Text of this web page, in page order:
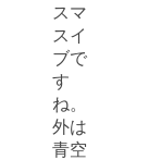
スマ
スイ
ブで
す
ね。
外は
青空